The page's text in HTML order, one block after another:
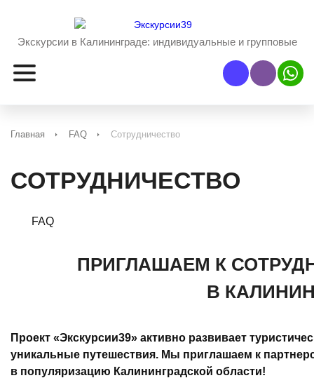
Экскурсии в Калининграде: индивидуальные и групповые
Наш Viber
Наш
Главная FAQ Сотрудничество
СОТРУДНИЧЕСТВО
FAQ
ПРИГЛАШАЕМ К
В
Проект «Экскурсии39» активно развивает
уникальные путешествия. Мы приглашаем к
в популяризацию Калининградской области!